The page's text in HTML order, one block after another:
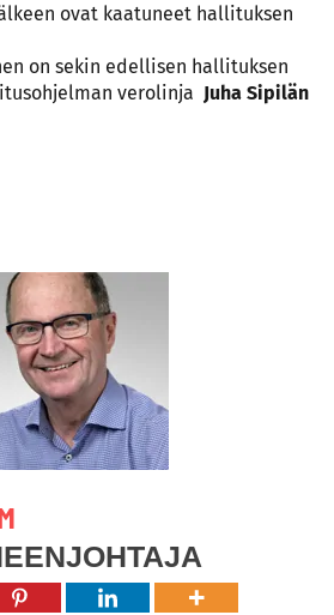
ovat kaatuneet hallituksen
on sekin edellisen hallituksen
verolinja Juha Sipilän